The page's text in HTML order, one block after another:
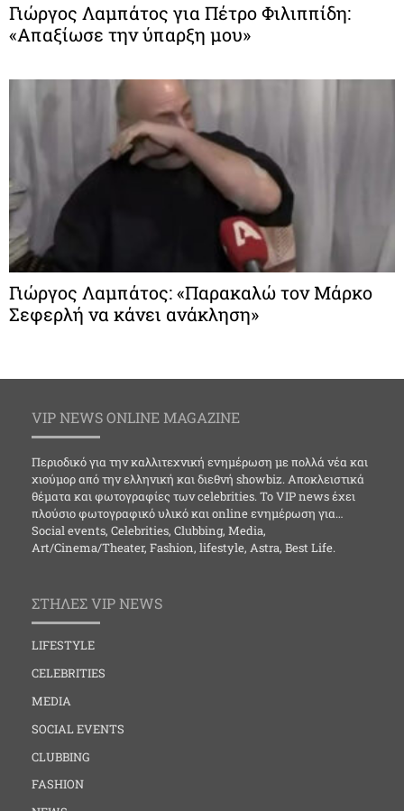
Γιώργος Λαμπάτος για Πέτρο Φιλιππίδη:
«Απαξίωσε την ύπαρξη μου»
Γιώργος Λαμπάτος: «Παρακαλώ τον Μάρκο
Σεφερλή να κάνει ανάκληση»
VIP NEWS ONLINE MAGAZINE
Περιοδικό για την καλλιτεχνική ενημέρωση με πολλά νέα και
χιούμορ από την ελληνική και διεθνή showbiz. Αποκλειστικά
θέματα και φωτογραφίες των celebrities. Το VIP news έχει
πλούσιο φωτογραφικό υλικό και online ενημέρωση για…
Social events, Celebrities, Clubbing, Media,
Art/Cinema/Theater, Fashion, lifestyle, Astra, Best Life.
ΣΤΗΛΕΣ VIP NEWS
LIFESTYLE
CELEBRITIES
MEDIA
SOCIAL EVENTS
CLUBBING
FASHION